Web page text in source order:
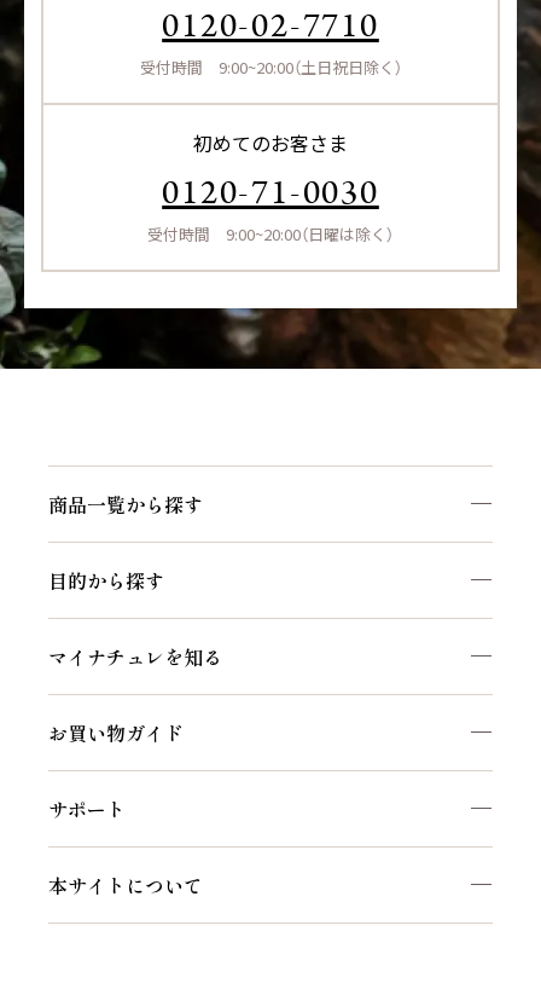
0120-02-7710
受付時間 9:00~20:00（土日祝日除く）
初めてのお客さま
0120-71-0030
受付時間 9:00~20:00（日曜は除く）
商品一覧から探す
マイナチュレシリーズ
サポートアイテム
お得なおまとめ定期コース
目的から探す
ヘアケア
白髪ケア
インナーケア
マイナチュレを知る
マイナチュレコラム
セルフケア動画
お買い物ガイド
ご利用方法
会員特典について
サポート
よくあるご質問
本サイトについて